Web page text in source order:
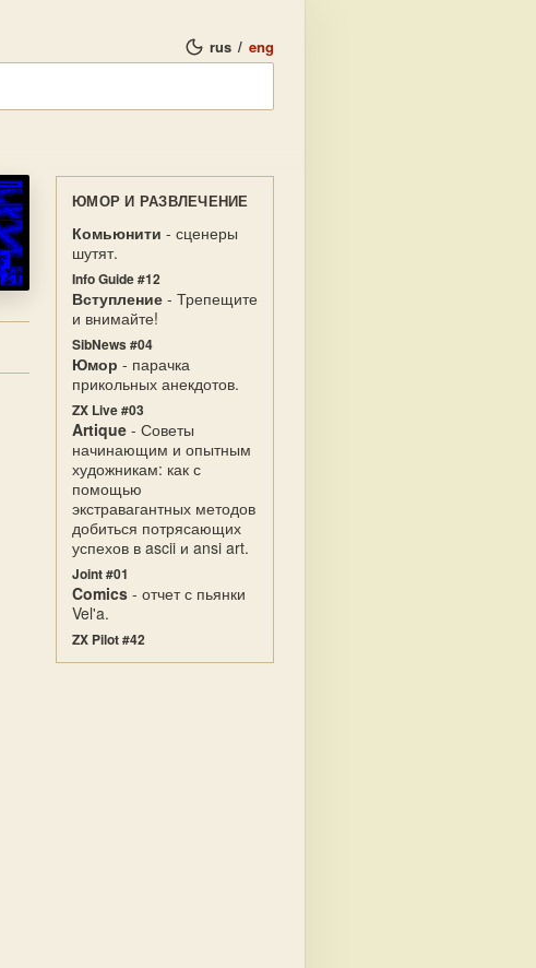
rus / eng
ЮМОР И РАЗВЛЕЧЕНИЕ
Комьюнити - сценеры
шутят.
Info Guide #12
Вступление - Трепещите
и внимайте!
SibNews #04
Юмор - парачка
прикольных анекдотов.
ZX Live #03
Artique - Советы
начинающим и опытным
художникам: как с
помощью
экстравагантных методов
добиться потрясающих
успехов в ascii и ansi art.
Joint #01
Comics - отчет с пьянки
Vel'a.
ZX Pilot #42